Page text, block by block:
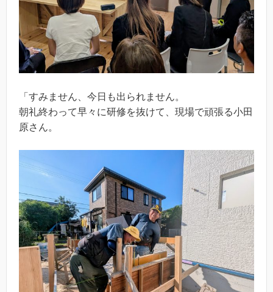
「すみません、今日も出られません。
朝礼終わって早々に研修を抜けて、現場で頑張る小田
原さん。